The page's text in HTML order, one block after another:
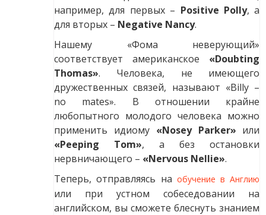
например, для первых – Positive Polly, а
для вторых – Negative Nancy.
Нашему «Фома неверующий»
соответствует американское «Doubting
Thomas». Человека, не имеющего
дружественных связей, называют «Billy –
no mates». В отношении крайне
любопытного молодого человека можно
применить идиому «Nosey Parker» или
«Peeping Tom», а без остановки
нервничающего – «Nervous Nellie».
Теперь, отправляясь на обучение в Англию
или при устном собеседовании на
английском, вы сможете блеснуть знанием